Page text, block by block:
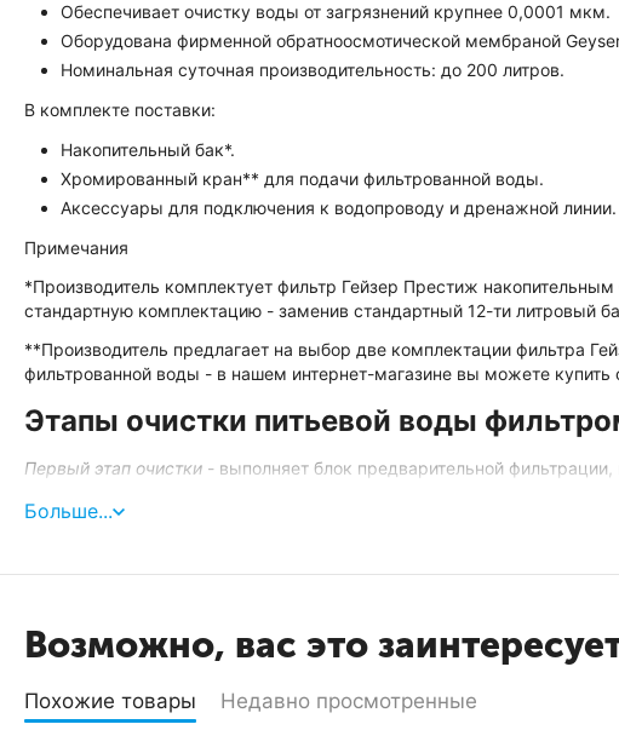
Обеспечивает очистку воды от загрязнений крупнее 0,0001 мкм.
Оборудована фирменной обратноосмотической мембраной
Номинальная суточная производительность: до 200 литров.
В комплекте поставки:
Накопительный бак*.
Хромированный кран** для подачи фильтрованной воды.
Аксессуары для подключения к водопроводу и дренажной линии.
Примечания
*Производитель комплектует фильтр Гейзер Престиж
стандартную комплектацию - заменив стандартный 12-ти литровый
**Производитель предлагает на выбор две комплектации фильтра
фильтрованной воды - в нашем интернет-магазине вы можете купить
Этапы очистки питьевой воды
Первый этап очистки - выполняет блок предварительной
В первую колбу (вход воды) - установлен полипропиленовый
и органики (ресурс до 10000 л*).
фильтрации.
Больше...
Возможно, вас это
Похожие товары Недавно просмотренные